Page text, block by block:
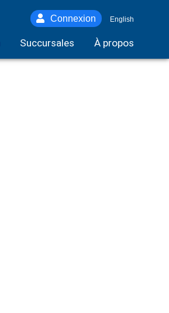
Connexion English
Succursales À propos